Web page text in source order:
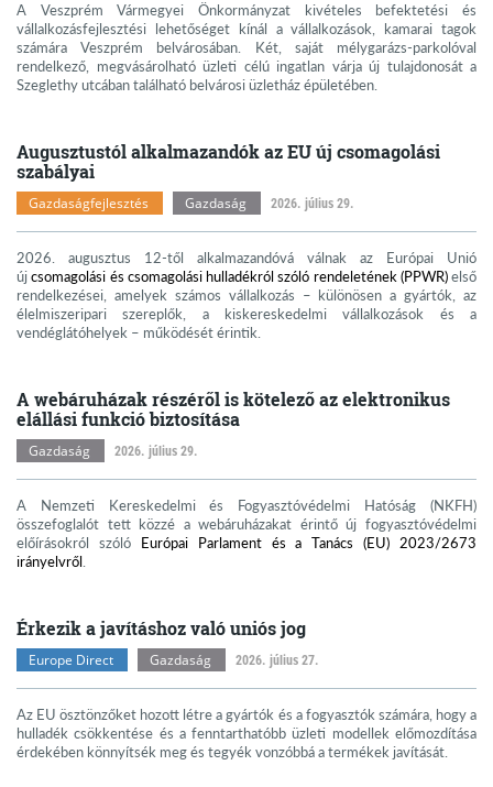
A Veszprém Vármegyei Önkormányzat kivételes befektetési és
vállalkozásfejlesztési lehetőséget kínál a vállalkozások, kamarai tagok
számára Veszprém belvárosában. Két, saját mélygarázs-parkolóval
rendelkező, megvásárolható üzleti célú ingatlan várja új tulajdonosát a
Szeglethy utcában található belvárosi üzletház épületében.
Augusztustól alkalmazandók az EU új csomagolási
szabályai
Gazdaságfejlesztés Gazdaság 2026. július 29.
2026. augusztus 12-től alkalmazandóvá válnak az Európai Unió
újcsomagolási és csomagolási hulladékról szóló rendeletének (PPWR)első
rendelkezései, amelyek számos vállalkozás – különösen a gyártók, az
élelmiszeripari szereplők, a kiskereskedelmi vállalkozások és a
vendéglátóhelyek – működését érintik.
A webáruházak részéről is kötelező az elektronikus
elállási funkció biztosítása
Gazdaság 2026. július 29.
A Nemzeti Kereskedelmi és Fogyasztóvédelmi Hatóság (NKFH)
összefoglalót tett közzé a webáruházakat érintő új fogyasztóvédelmi
előírásokról szóló Európai Parlament és a Tanács (EU) 2023/2673
irányelvről.
Érkezik a javításhoz való uniós jog
Europe Direct Gazdaság 2026. július 27.
Az EU ösztönzőket hozott létre a gyártók és a fogyasztók számára, hogy a
hulladék csökkentése és a fenntarthatóbb üzleti modellek előmozdítása
érdekében könnyítsék meg és tegyék vonzóbbá a termékek javítását.